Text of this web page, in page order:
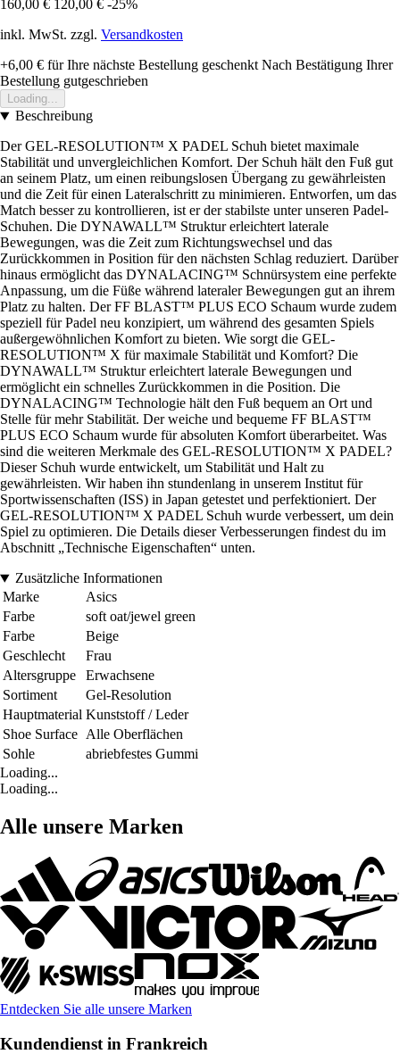
160,00 € 120,00 € -25%
inkl. MwSt. zzgl. Versandkosten
+6,00 € für Ihre nächste Bestellung geschenkt Nach Bestätigung Ihrer
Bestellung gutgeschrieben
Loading...
Beschreibung
Der GEL-RESOLUTION™ X PADEL Schuh bietet maximale
Stabilität und unvergleichlichen Komfort. Der Schuh hält den Fuß gut
an seinem Platz, um einen reibungslosen Übergang zu gewährleisten
und die Zeit für einen Lateralschritt zu minimieren. Entworfen, um das
Match besser zu kontrollieren, ist er der stabilste unter unseren Padel-
Schuhen. Die DYNAWALL™ Struktur erleichtert laterale
Bewegungen, was die Zeit zum Richtungswechsel und das
Zurückkommen in Position für den nächsten Schlag reduziert. Darüber
hinaus ermöglicht das DYNALACING™ Schnürsystem eine perfekte
Anpassung, um die Füße während lateraler Bewegungen gut an ihrem
Platz zu halten. Der FF BLAST™ PLUS ECO Schaum wurde zudem
speziell für Padel neu konzipiert, um während des gesamten Spiels
außergewöhnlichen Komfort zu bieten. Wie sorgt die GEL-
RESOLUTION™ X für maximale Stabilität und Komfort? Die
DYNAWALL™ Struktur erleichtert laterale Bewegungen und
ermöglicht ein schnelles Zurückkommen in die Position. Die
DYNALACING™ Technologie hält den Fuß bequem an Ort und
Stelle für mehr Stabilität. Der weiche und bequeme FF BLAST™
PLUS ECO Schaum wurde für absoluten Komfort überarbeitet. Was
sind die weiteren Merkmale des GEL-RESOLUTION™ X PADEL?
Dieser Schuh wurde entwickelt, um Stabilität und Halt zu
gewährleisten. Wir haben ihn stundenlang in unserem Institut für
Sportwissenschaften (ISS) in Japan getestet und perfektioniert. Der
GEL-RESOLUTION™ X PADEL Schuh wurde verbessert, um dein
Spiel zu optimieren. Die Details dieser Verbesserungen findest du im
Abschnitt „Technische Eigenschaften“ unten.
Zusätzliche Informationen
Marke
Asics
Farbe
soft oat/jewel green
Farbe
Beige
Geschlecht
Frau
Altersgruppe
Erwachsene
Sortiment
Gel-Resolution
Hauptmaterial Kunststoff / Leder
Shoe Surface Alle Oberflächen
Sohle
abriebfestes Gummi
Loading...
Loading...
Alle unsere Marken
Entdecken Sie alle unsere Marken
Kundendienst in Frankreich